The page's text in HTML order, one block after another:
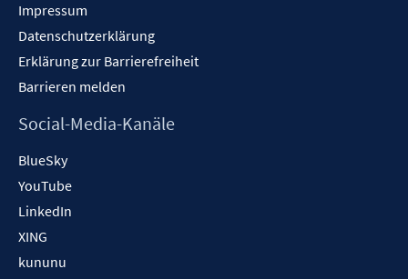
Impressum
Datenschutzerklärung
Erklärung zur Barrierefreiheit
Barrieren melden
Social-Media-Kanäle
BlueSky
YouTube
LinkedIn
XING
kununu